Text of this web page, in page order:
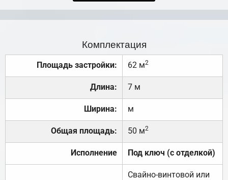
Комплектация
Площадь застройки: 62 м2
Длина: 7 м
Ширина: м
Общая площадь: 50 м2
Исполнение Под ключ (с отделкой)
Свайно-винтовой или